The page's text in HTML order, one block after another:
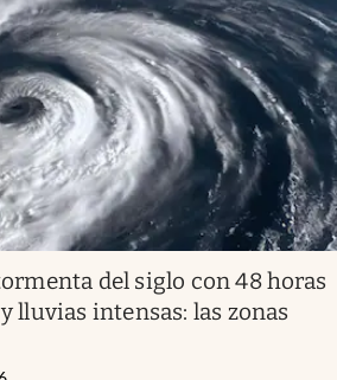
del siglo con 48 horas
lluvias intensas: las zonas